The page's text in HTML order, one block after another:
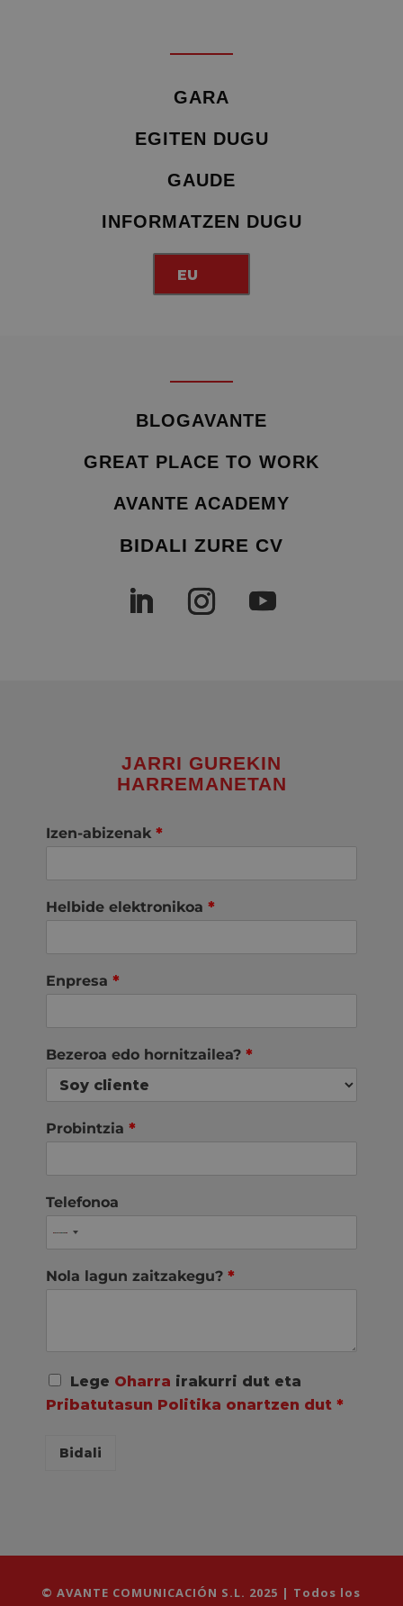
GARA
EGITEN DUGU
GAUDE
INFORMATZEN DUGU
EU
BLOGAVANTE
GREAT PLACE TO WORK
AVANTE ACADEMY
BIDALI ZURE CV
JARRI GUREKIN
HARREMANETAN
Izen-abizenak *
Helbide elektronikoa *
Enpresa *
Bezeroa edo hornitzailea? *
Probintzia *
Telefonoa
Nola lagun zaitzakegu? *
A
c
u
D
Lege Oharra irakurri dut eta
Pribatutasun Politika onartzen dut *
Bidali
© AVANTE COMUNICACIÓN S.L. 2025 | Todos los